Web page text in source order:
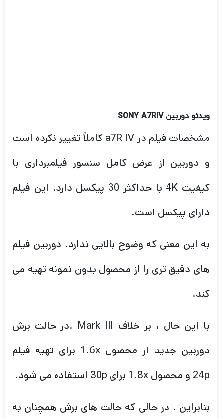
ویدئو دوربینSONY A7RIV
مشخصات فیلم در a7R IV کاملاً تغییر نکرده است
و دوربین از عرض کامل سنسور فیلمبرداری با
کیفیت 4K با حداکثر 30 پیکسل دارد. این فیلم
دارای پیکسل است.
به این معنی که وضوح بالایی ندارد. دوربین فیلم
های دقیق تری را از محصول بدون نمونه تهیه می
کند.
با این حال ، بر خلاف Mark III .در حالت برش
دوربین جدید از محصول 1.6x برای تهیه فیلم
24p و محصول 1.8x برای 30p استفاده می شود.
بنابراین . در حالی که حالت های برش همچنان به